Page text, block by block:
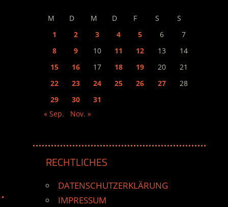
M D M D F S
S
1
2 3 4 5 6
7
8
9 10 11 12 13
14
15
16 17 18 19 20
21
22
23 24 25 26 27
28
29
30
31
« Sep.
Nov. »
RECHTLICHES
DATENSCHUTZERKLÄRUNG
IMPRESSUM